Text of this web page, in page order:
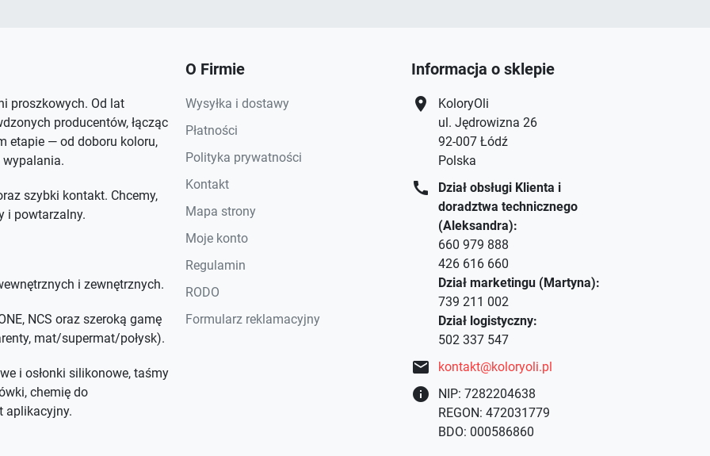
proszkowych. Od lat
producentów, łącząc
etapie — od doboru koloru,
wypalania.
szybki kontakt. Chcemy,
i powtarzalny.
i zewnętrznych.
NCS oraz szeroką gamę
mat/supermat/połysk).
i osłonki silikonowe, taśmy
chemię do
aplikacyjny.
O Firmie
Wysyłka i dostawy
Płatności
Polityka prywatności
Kontakt
Mapa strony
Moje konto
Regulamin
RODO
Formularz reklamacyjny
Informacja o sklepie
location_on
KoloryOli
ul. Jędrowizna 26
92-007 Łódź
Polska
call
Dział obsługi Klienta i
doradztwa technicznego
(Aleksandra):
660 979 888
426 616 660
Dział marketingu (Martyna):
739 211 002
Dział logistyczny:
502 337 547
mail kontakt@koloryoli.pl
info
NIP: 7282204638
REGON: 472031779
BDO: 000586860